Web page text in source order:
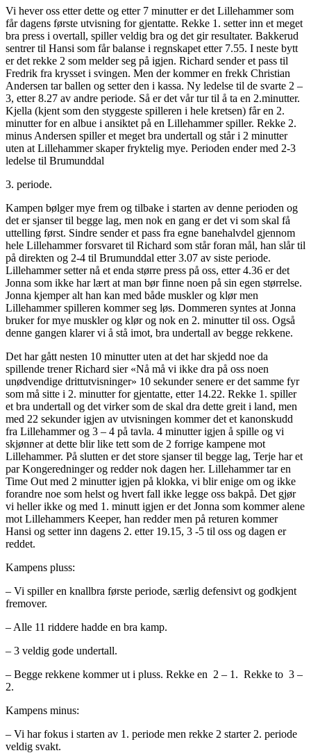
Vi hever oss etter dette og etter 7 minutter er det Lillehammer som
får dagens første utvisning for gjentatte. Rekke 1. setter inn et meget
bra press i overtall, spiller veldig bra og det gir resultater. Bakkerud
sentrer til Hansi som får balanse i regnskapet etter 7.55. I neste bytt
er det rekke 2 som melder seg på igjen. Richard sender et pass til
Fredrik fra krysset i svingen. Men der kommer en frekk Christian
Andersen tar ballen og setter den i kassa. Ny ledelse til de svarte 2 –
3, etter 8.27 av andre periode. Så er det vår tur til å ta en 2.minutter.
Kjella (kjent som den styggeste spilleren i hele kretsen) får en 2.
minutter for en albue i ansiktet på en Lillehammer spiller. Rekke 2.
minus Andersen spiller et meget bra undertall og står i 2 minutter
uten at Lillehammer skaper fryktelig mye. Perioden ender med 2-3
ledelse til Brumunddal
3. periode.
Kampen bølger mye frem og tilbake i starten av denne perioden og
det er sjanser til begge lag, men nok en gang er det vi som skal få
uttelling først. Sindre sender et pass fra egne banehalvdel gjennom
hele Lillehammer forsvaret til Richard som står foran mål, han slår til
på direkten og 2-4 til Brumunddal etter 3.07 av siste periode.
Lillehammer setter nå et enda større press på oss, etter 4.36 er det
Jonna som ikke har lært at man bør finne noen på sin egen størrelse.
Jonna kjemper alt han kan med både muskler og klør men
Lillehammer spilleren kommer seg løs. Dommeren syntes at Jonna
bruker for mye muskler og klør og nok en 2. minutter til oss. Også
denne gangen klarer vi å stå imot, bra undertall av begge rekkene.
Det har gått nesten 10 minutter uten at det har skjedd noe da
spillende trener Richard sier «Nå må vi ikke dra på oss noen
unødvendige drittutvisninger» 10 sekunder senere er det samme fyr
som må sitte i 2. minutter for gjentatte, etter 14.22. Rekke 1. spiller
et bra undertall og det virker som de skal dra dette greit i land, men
med 22 sekunder igjen av utvisningen kommer det et kanonskudd
fra Lillehammer og 3 – 4 på tavla. 4 minutter igjen å spille og vi
skjønner at dette blir like tett som de 2 forrige kampene mot
Lillehammer. På slutten er det store sjanser til begge lag, Terje har et
par Kongeredninger og redder nok dagen her. Lillehammer tar en
Time Out med 2 minutter igjen på klokka, vi blir enige om og ikke
forandre noe som helst og hvert fall ikke legge oss bakpå. Det gjør
vi heller ikke og med 1. minutt igjen er det Jonna som kommer alene
mot Lillehammers Keeper, han redder men på returen kommer
Hansi og setter inn dagens 2. etter 19.15, 3 -5 til oss og dagen er
reddet.
Kampens pluss:
– Vi spiller en knallbra første periode, særlig defensivt og godkjent
fremover.
– Alle 11 riddere hadde en bra kamp.
– 3 veldig gode undertall.
– Begge rekkene kommer ut i pluss. Rekke en 2 – 1. Rekke to 3 –
2.
Kampens minus:
– Vi har fokus i starten av 1. periode men rekke 2 starter 2. periode
veldig svakt.